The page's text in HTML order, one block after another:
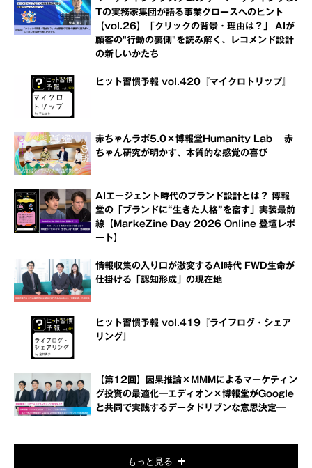
Tの実務家集団が語る事業グロースへのヒント
【vol.26】「クリックの背景・理由は？」 AIが
顧客の"行動の裏側"を読み解く、レコメンド設計
の新しいかたち
ヒット習慣予報 vol.420『マイクロトリップ』
赤ちゃんラボ5.0×博報堂Humanity Lab 赤
ちゃん研究が明かす、本質的な感覚の喜び
AIエージェント時代のブランド設計とは？ 博報
堂の「ブランドに“生きた人格”を宿す」実装最前
線【MarkeZine Day 2026 Online 登壇レポ
ート】
情報収集の入り口が激変するAI時代 FWD生命が
仕掛ける「認知形成」の現在地
ヒット習慣予報 vol.419『ライフログ・シェア
リング』
【第12回】因果推論×MMMによるマーケティン
グ投資の最適化―エディオン×博報堂がGoogle
と共同で実践するデータドリブンな意思決定―
もっと見る